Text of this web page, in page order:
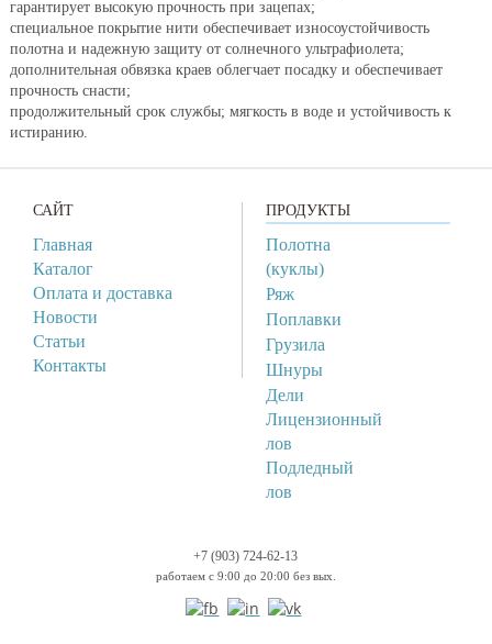
гарантирует высокую прочность при зацепах;
специальное покрытие нити обеспечивает износоустойчивость
полотна и надежную защиту от солнечного ультрафиолета;
дополнительная обвязка краев облегчает посадку и обеспечивает
прочность снасти;
продолжительный срок службы; мягкость в воде и устойчивость к
истиранию.
САЙТ
Главная
Каталог
Оплата и доставка
Новости
Статьи
Контакты
ПРОДУКТЫ
Полотна
(куклы)
Ряж
Поплавки
Грузила
Шнуры
Дели
Лицензионный
лов
Подледный
лов
+7 (903) 724-62-13
работаем с 9:00 до 20:00 без вых.